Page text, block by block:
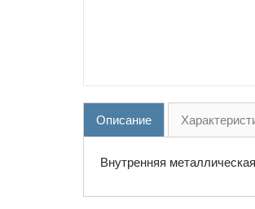
Описание
Внутренняя